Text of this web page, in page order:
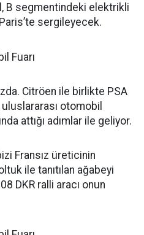
B segmentindeki elektrikli
sergileyecek.
Citröen ile birlikte PSA
otomobil
attığı adımlar ile geliyor.
Fransız üreticinin
ile tanıtılan ağabeyi
DKR ralli aracı onun